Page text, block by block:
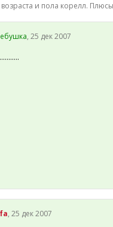
и пола корелл.
, 25 дек 2007
, 25 дек 2007